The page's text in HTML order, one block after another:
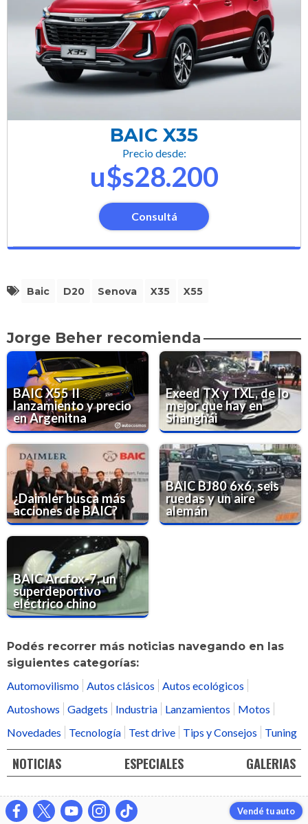
BAIC X35
Precio desde:
u$s28.200
Consultá
Baic D20 Senova X35 X55
Jorge Beher recomienda
BAIC X55 II
lanzamiento y precio
en Argenitna
Exeed TX y TXL, de lo
mejor que hay en
Shanghái
¿Daimler busca más
acciones de BAIC?
BAIC BJ80 6x6, seis
ruedas y un aire
alemán
BAIC Arcfox-7, un
superdeportivo
eléctrico chino
Podés recorrer más noticias navegando en las
siguientes categorías:
Automovilismo Autos clásicos
Autos ecológicos
Autoshows
Gadgets Industria Lanzamientos
Motos
Novedades
Tecnología Test drive Tips y Consejos Tuning
NOTICIAS ESPECIALES GALERIAS
Vendé tu auto